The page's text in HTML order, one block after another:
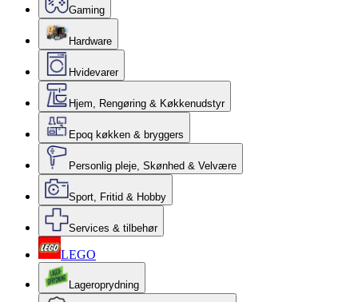
Gaming
Hardware
Hvidevarer
Hjem, Rengøring & Køkkenudstyr
Epoq køkken & bryggers
Personlig pleje, Skønhed & Velvære
Sport, Fritid & Hobby
Services & tilbehør
LEGO
Lageroprydning